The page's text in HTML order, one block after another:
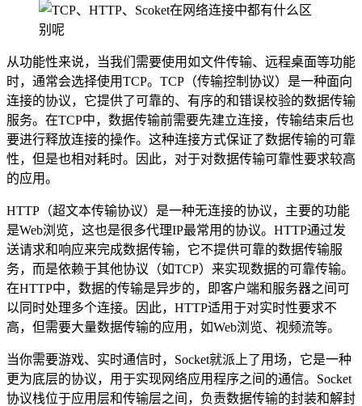
从功能性来说，当我们需要使用如文件传输、远程桌面等功能
时，通常会选择使用TCP。TCP（传输控制协议）是一种面向
连接的协议，它提供了可靠的、有序的和错误校验的数据传输
服务。在TCP中，数据传输前需要先建立连接，传输结束后也
要进行释放连接的操作。这种连接方式保证了数据传输的可靠
性，但是也相对耗时。因此，对于对数据传输可靠性要求较高
的应用。
HTTP（超文本传输协议）是一种无连接的协议，主要的功能
是Web浏览，这也是很多代理IP最常用的协议。HTTP通过发
送请求和响应来完成数据传输，它不提供可靠的数据传输服
务，而是依赖于其他协议（如TCP）来实现数据的可靠传输。
在HTTP中，数据的传输是异步的，即客户端和服务器之间可
以同时处理多个连接。因此，HTTP适用于对实时性要求不
高，但需要大量数据传输的应用，如Web浏览、视频流等。
当你需要游戏、实时通信时，Socket就派上了用场，它是一种
更为底层的协议，用于实现网络应用程序之间的通信。Socket
协议栈位于应用层和传输层之间，负责数据传输的封装和解封